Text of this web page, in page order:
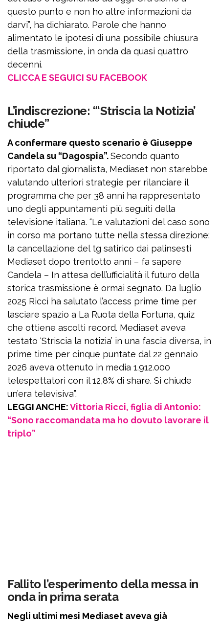
questo punto e non ho altre informazioni da
darvi”, ha dichiarato. Parole che hanno
alimentato le ipotesi di una possibile chiusura
della trasmissione, in onda da quasi quattro
decenni.
CLICCA E SEGUICI SU FACEBOOK
L’indiscrezione: “‘Striscia la Notizia’
chiude”
A confermare questo scenario è Giuseppe
Candela su “Dagospia”.Secondo quanto
riportato dal giornalista, Mediaset non starebbe
valutando ulteriori strategie per rilanciare il
programma che per 38 anni ha rappresentato
uno degli appuntamenti più seguiti della
televisione italiana. “Le valutazioni del caso sono
in corso ma portano tutte nella stessa direzione:
la cancellazione del tg satirico dai palinsesti
Mediaset dopo trentotto anni – fa sapere
Candela – In attesa dell’ufficialità il futuro della
storica trasmissione è ormai segnato. Da luglio
2025 Ricci ha salutato l’access prime time per
lasciare spazio a La Ruota della Fortuna, quiz
che ottiene ascolti record. Mediaset aveva
testato ‘Striscia la notizia’ in una fascia diversa, in
prime time per cinque puntate dal 22 gennaio
2026 aveva ottenuto in media 1.912.000
telespettatori con il 12,8% di share. Si chiude
un’era televisiva”.
LEGGI ANCHE:Vittoria Ricci, figlia di Antonio:
“Sono raccomandata ma ho dovuto lavorare il
triplo”
Fallito l’esperimento della messa in
onda in prima serata
Negli ultimi mesi Mediaset aveva già